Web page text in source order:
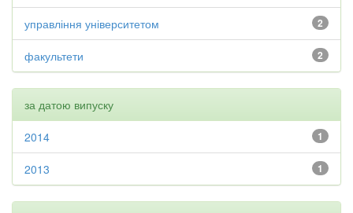
2
управління університетом
2
факультети
за датою випуску
1
2014
1
2013